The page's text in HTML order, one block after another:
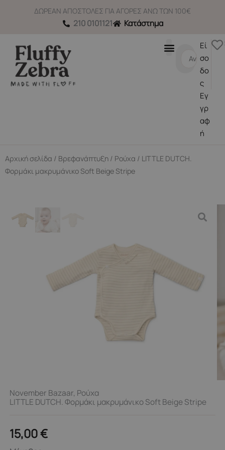
ΔΩΡΕΑΝ ΑΠΟΣΤΟΛΕΣ ΓΙΑ ΑΓΟΡΕΣ ΑΝΩ ΤΩΝ 100€
210 0101121 Κατάστημα
Search
Εί
σο
δο
ς
Εγ
γρ
αφ
ή
Αρχική σελίδα / Βρεφανάπτυξη / Ρούχα / LITTLE DUTCH.
Φορμάκι μακρυμάνικο Soft Beige Stripe
November Bazaar, Ρούχα
LITTLE DUTCH. Φορμάκι μακρυμάνικο Soft Beige Stripe
15,00€